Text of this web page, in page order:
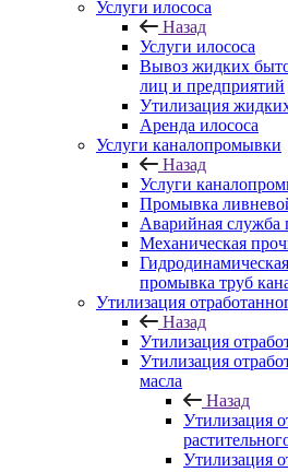
Услуги илососа
Назад
Услуги илососа
Вывоз жидких
лиц и предприятий
Утилизация
Аренда илососа
Услуги каналопромывки
Назад
Услуги
Промывка
Аварийная служба
Механическая
промывка труб
Утилизация
Назад
Утилизация
Утилизация
масла
Назад
Утилизация
Утилизация